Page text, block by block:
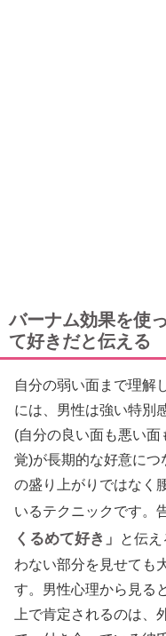
バーナム効果を使
て好きだと伝える
自分の弱い面まで理解
には、男性は強い特別
(自分の良い面も悪い
覚)が長期的な好意につ
の盛り上がりではなく
いるテクニックです。
くるめて好き」
と伝
わない部分を見せても
す。男性心理から見る
上で肯定されるのは、